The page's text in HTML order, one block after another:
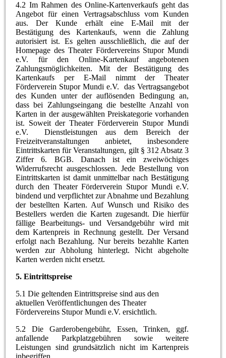
4.2 Im Rahmen des Online-Kartenverkaufs geht das
Angebot für einen Vertragsabschluss vom Kunden
aus. Der Kunde erhält eine E-Mail mit der
Bestätigung des Kartenkaufs, wenn die Zahlung
autorisiert ist. Es gelten ausschließlich, die auf der
Homepage des Theater Fördervereins Stupor Mundi
e.V. für den Online-Kartenkauf angebotenen
Zahlungsmöglichkeiten. Mit der Bestätigung des
Kartenkaufs per E-Mail nimmt der Theater
Förderverein Stupor Mundi e.V. das Vertragsangebot
des Kunden unter der auflösenden Bedingung an,
dass bei Zahlungseingang die bestellte Anzahl von
Karten in der ausgewählten Preiskategorie vorhanden
ist. Soweit der Theater Förderverein Stupor Mundi
e.V. Dienstleistungen aus dem Bereich der
Freizeitveranstaltungen anbietet, insbesondere
Eintrittskarten für Veranstaltungen, gilt § 312 Absatz 3
Ziffer 6. BGB. Danach ist ein zweiwöchiges
Widerrufsrecht ausgeschlossen. Jede Bestellung von
Eintrittskarten ist damit unmittelbar nach Bestätigung
durch den Theater Förderverein Stupor Mundi e.V.
bindend und verpflichtet zur Abnahme und Bezahlung
der bestellten Karten. Auf Wunsch und Risiko des
Bestellers werden die Karten zugesandt. Die hierfür
fällige Bearbeitungs- und Versandgebühr wird mit
dem Kartenpreis in Rechnung gestellt. Der Versand
erfolgt nach Bezahlung. Nur bereits bezahlte Karten
werden zur Abholung hinterlegt. Nicht abgeholte
Karten werden nicht ersetzt.
5. Eintrittspreise
5.1 Die geltenden Eintrittspreise sind aus den
aktuellen Veröffentlichungen des Theater
Fördervereins Stupor Mundi e.V. ersichtlich.
5.2 Die Garderobengebühr, Essen, Trinken, ggf.
anfallende Parkplatzgebühren sowie weitere
Leistungen sind grundsätzlich nicht im Kartenpreis